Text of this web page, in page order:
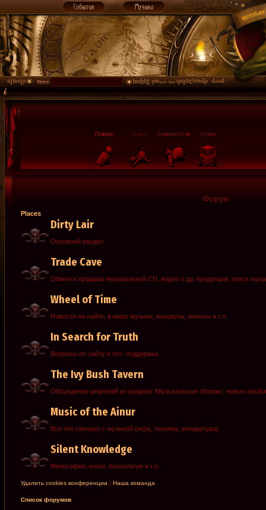
Форум
Places
Dirty Lair
Основной раздел
Trade Cave
Обмен и продажа музыкальной CD, видео и др. продукции, поиск
Wheel of Time
Новости на сайте, в мире музыки, концерты, анонсы и т.п.
In Search for Truth
Вопросы по сайту и тех. поддержка
The Ivy Bush Tavern
Обсуждение рецензий из раздела 'Музыкальные обзоры', новых
Music of the Ainur
Все что связано с музыкой (игра, техника, аппаратура)
Silent Knowledge
Философия, книги, психология и т.п.
Удалить cookies конференции | Наша команда
Список форумов